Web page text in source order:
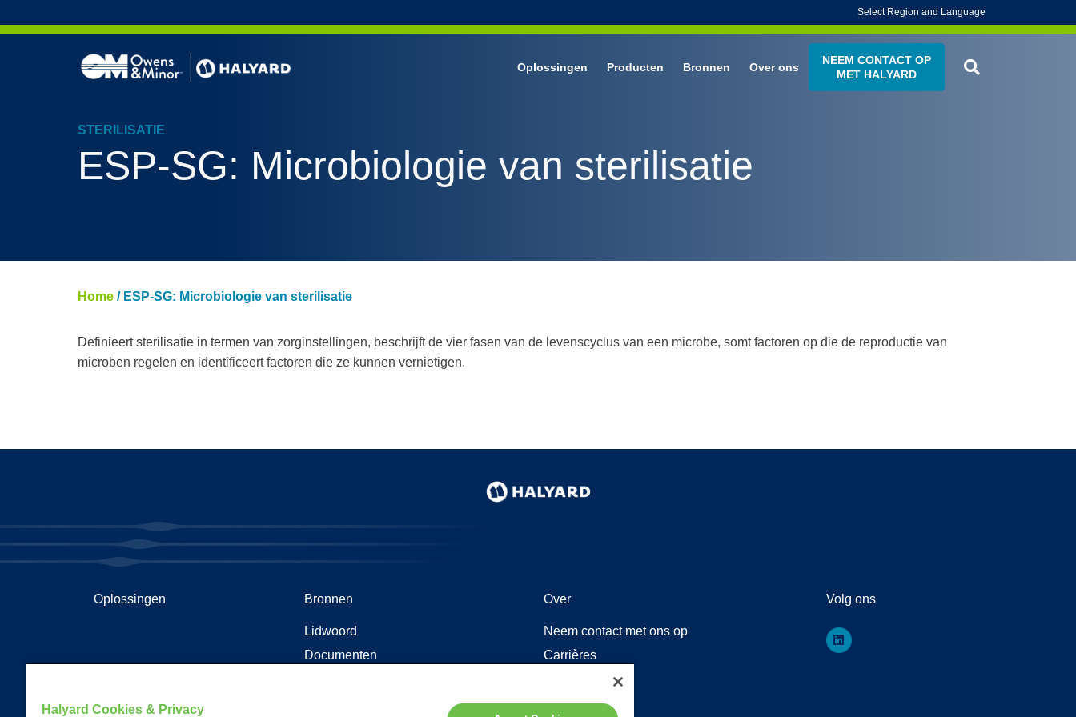
Select Region and Language
Oplossingen
Nitril medische onderzoekshandschoenen
Producten
Life Sciences nitrilhandschoenen
Bronnen Over ons
NEEM CONTACT OP
MET HALYARD
STERILISATIE
ESP-SG: Microbiologie van sterilisatie
Home / ESP-SG: Microbiologie van sterilisatie
Definieert sterilisatie in termen van zorginstellingen, beschrijft de vier fasen van de levenscyclus van een microbe, somt factoren op die de reproductie van
microben regelen en identificeert factoren die ze kunnen vernietigen.
Oplossingen Bronnen
Lidwoord
Documenten
Over
Neem contact met ons op
Carrières
Volg ons
Halyard Cookies & Privacy